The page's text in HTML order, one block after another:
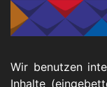
Wir benutzen
Inhalte